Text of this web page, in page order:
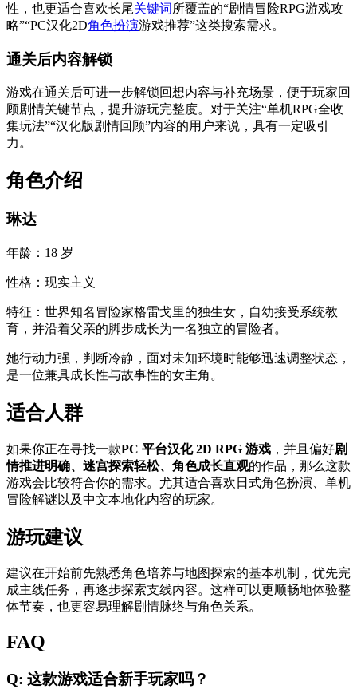
性，也更适合喜欢长尾关键词 所覆盖的“剧情冒险RPG游戏攻
略”“PC汉化2D角色扮演游戏推荐”这类搜索需求。
通关后内容解锁
游戏在通关后可进一步解锁回想内容与补充场景，便于玩家回
顾剧情关键节点，提升游玩完整度。对于关注“单机RPG全收
集玩法”“汉化版剧情回顾”内容的用户来说，具有一定吸引
力。
角色介绍
琳达
年龄：18 岁
性格：现实主义
特征：世界知名冒险家格雷戈里的独生女，自幼接受系统教
育，并沿着父亲的脚步成长为一名独立的冒险者。
她行动力强，判断冷静，面对未知环境时能够迅速调整状态，
是一位兼具成长性与故事性的女主角。
适合人群
如果你正在寻找一款PC 平台汉化 2D RPG 游戏 ，并且偏好剧
情推进明确、迷宫探索轻松、角色成长直观的作品，那么这款
游戏会比较符合你的需求。尤其适合喜欢日式角色扮演、单机
冒险解谜以及中文本地化内容的玩家。
游玩建议
建议在开始前先熟悉角色培养与地图探索的基本机制，优先完
成主线任务，再逐步探索支线内容。这样可以更顺畅地体验整
体节奏，也更容易理解剧情脉络与角色关系。
FAQ
Q: 这款游戏适合新手玩家吗？